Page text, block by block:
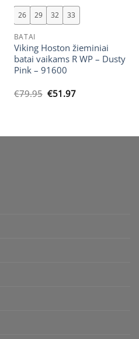
26 29 32 33
BATAI
Viking Hoston žieminiai
batai vaikams R WP – Dusty
Pink – 91600
€79.95 Original
€51.97Current